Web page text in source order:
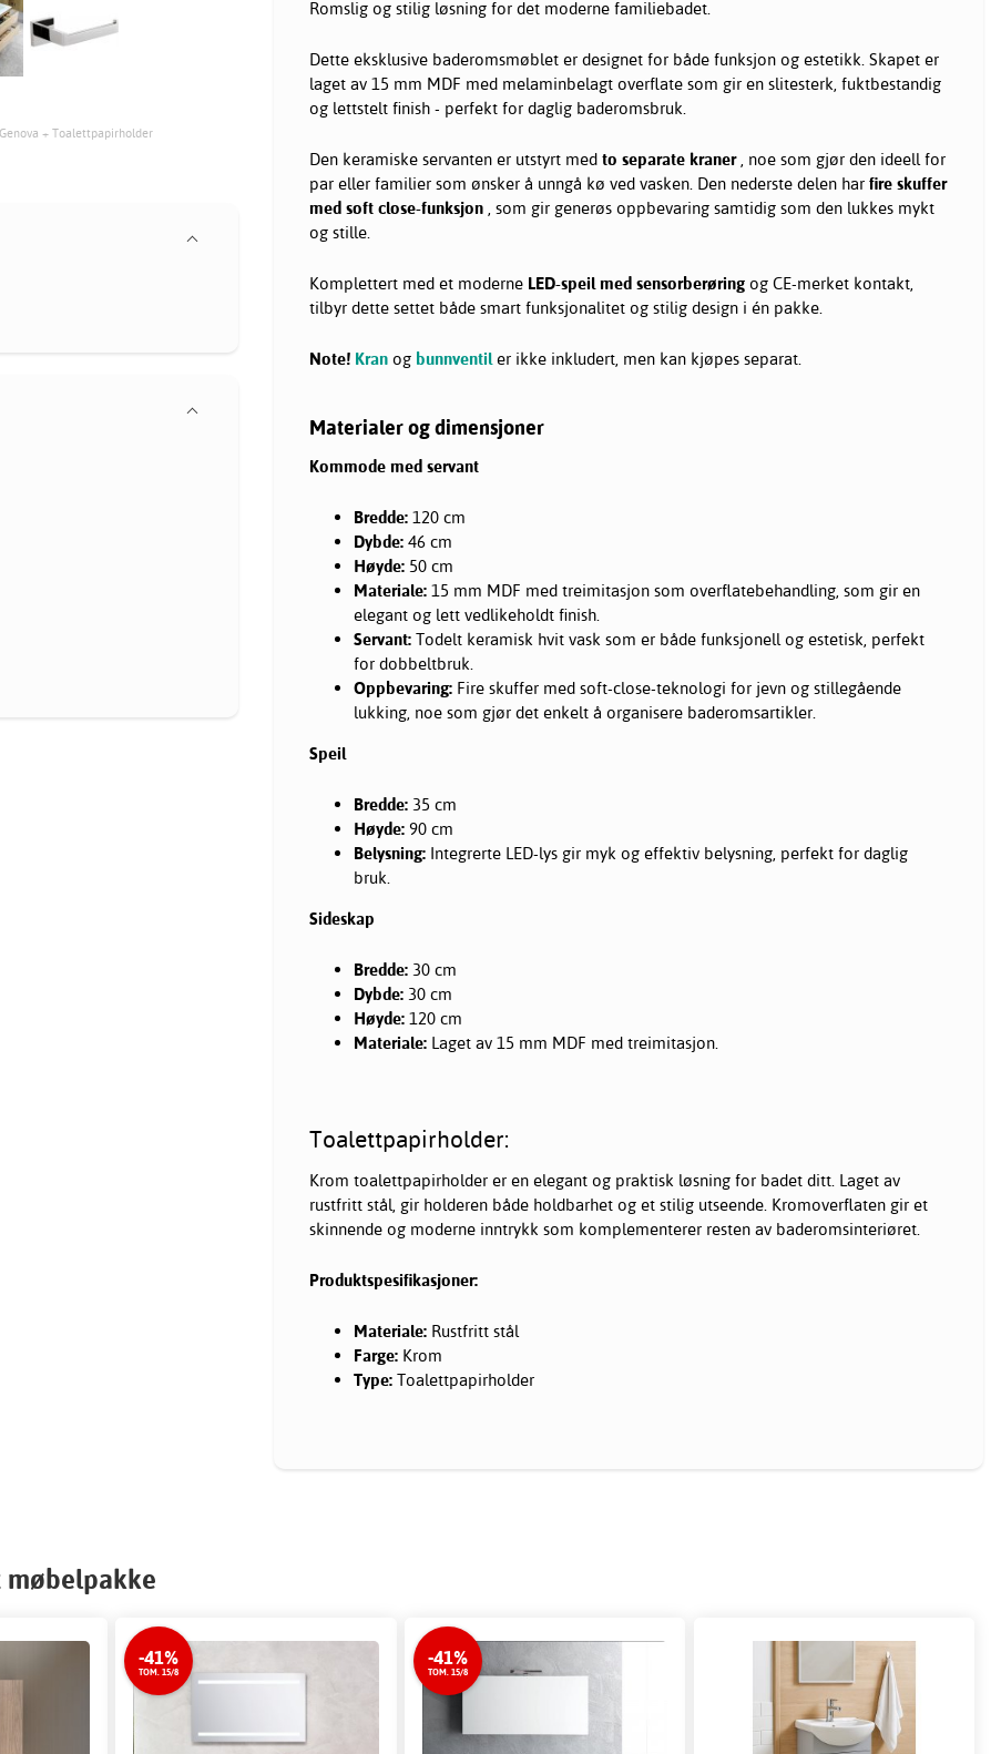
+ Toalettpapirholder
Romslig og stilig løsning for det moderne familiebadet.
Dette eksklusive baderomsmøblet er designet for både funksjon og estetikk. Skapet er
laget av 15 mm MDF med melaminbelagt overflate som gir en slitesterk, fuktbestandig
og lettstelt finish - perfekt for daglig baderomsbruk.
Den keramiske servanten er utstyrt med to separate kraner, noe som gjør den ideell for
par eller familier som ønsker å unngå kø ved vasken. Den nederste delen har fire skuffer
med soft close-funksjon , som gir generøs oppbevaring samtidig som den lukkes mykt
og stille.
Komplettert med et moderne LED-speil med sensorberøring og CE-merket kontakt,
tilbyr dette settet både smart funksjonalitet og stilig design i én pakke.
Note! Kran og bunnventiler ikke inkludert, men kan kjøpes separat.
Materialer og dimensjoner
Kommode med servant
Bredde: 120 cm
Dybde: 46 cm
Høyde: 50 cm
Materiale: 15 mm MDF med treimitasjon som overflatebehandling, som gir en
elegant og lett vedlikeholdt finish.
Servant: Todelt keramisk hvit vask som er både funksjonell og estetisk, perfekt
for dobbeltbruk.
Oppbevaring: Fire skuffer med soft-close-teknologi for jevn og stillegående
lukking, noe som gjør det enkelt å organisere baderomsartikler.
Speil
Bredde: 35 cm
Høyde: 90 cm
Belysning: Integrerte LED-lys gir myk og effektiv belysning, perfekt for daglig
bruk.
Sideskap
Bredde: 30 cm
Dybde: 30 cm
Høyde: 120 cm
Materiale: Laget av 15 mm MDF med treimitasjon.
Toalettpapirholder:
Krom toalettpapirholder er en elegant og praktisk løsning for badet ditt. Laget av
rustfritt stål, gir holderen både holdbarhet og et stilig utseende. Kromoverflaten gir et
skinnende og moderne inntrykk som komplementerer resten av baderomsinteriøret.
Produktspesifikasjoner:
Materiale: Rustfritt stål
Farge: Krom
Type: Toalettpapirholder
-41%
TOM. 15/8
-41%
TOM. 15/8